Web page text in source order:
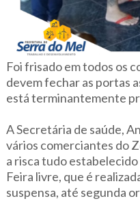
Foi frisado em todos os
devem fechar as portas
está terminantemente
A Secretária de saúde,
vários comerciantes do
a risca tudo
Feira livre, que é
suspensa, até segunda